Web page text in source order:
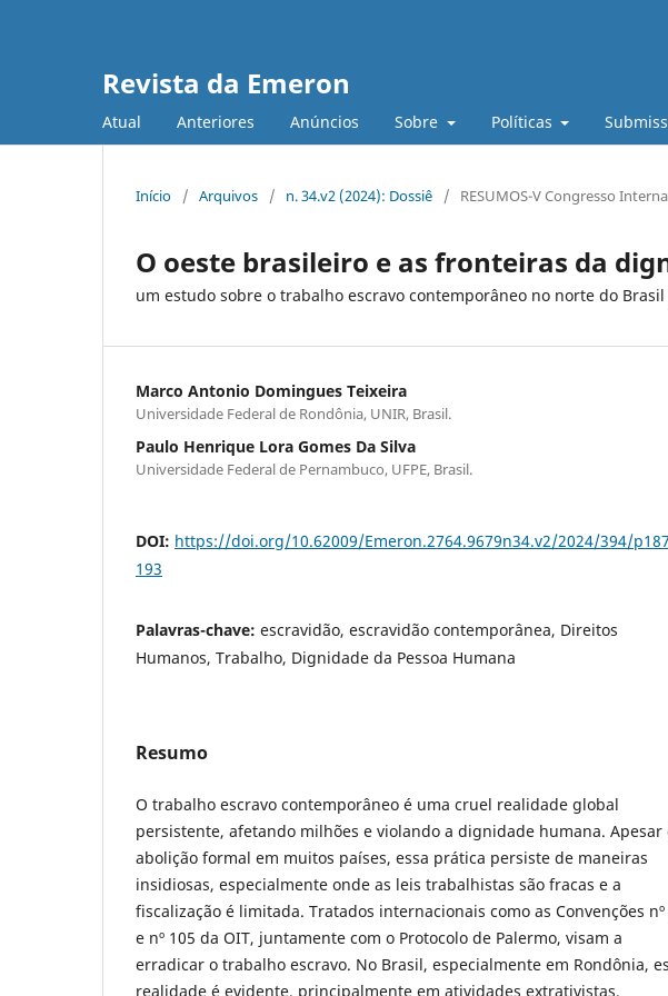
Revista da Emeron
Atual Anteriores Anúncios Sobre Políticas
Início / Arquivos / n. 34.v2 (2024): Dossiê / RESUMOS-V Congresso
O oeste brasileiro e as fronteiras da
um estudo sobre o trabalho escravo contemporâneo no norte do Brasil
Marco Antonio Domingues Teixeira
Universidade Federal de Rondônia, UNIR, Brasil.
Paulo Henrique Lora Gomes Da Silva
Universidade Federal de Pernambuco, UFPE, Brasil.
DOI: https://doi.org/10.62009/Emeron.2764.9679n34.v2/2024/394/
193
Palavras-chave: escravidão, escravidão contemporânea, Direitos
Humanos, Trabalho, Dignidade da Pessoa Humana
Resumo
O trabalho escravo contemporâneo é uma cruel realidade global
persistente, afetando milhões e violando a dignidade humana. Apesar
abolição formal em muitos países, essa prática persiste de maneiras
insidiosas, especialmente onde as leis trabalhistas são fracas e a
fiscalização é limitada. Tratados internacionais como as Convenções nº
e nº 105 da OIT, juntamente com o Protocolo de Palermo, visam a
erradicar o trabalho escravo. No Brasil, especialmente em Rondônia,
realidade é evidente, principalmente em atividades extrativistas.